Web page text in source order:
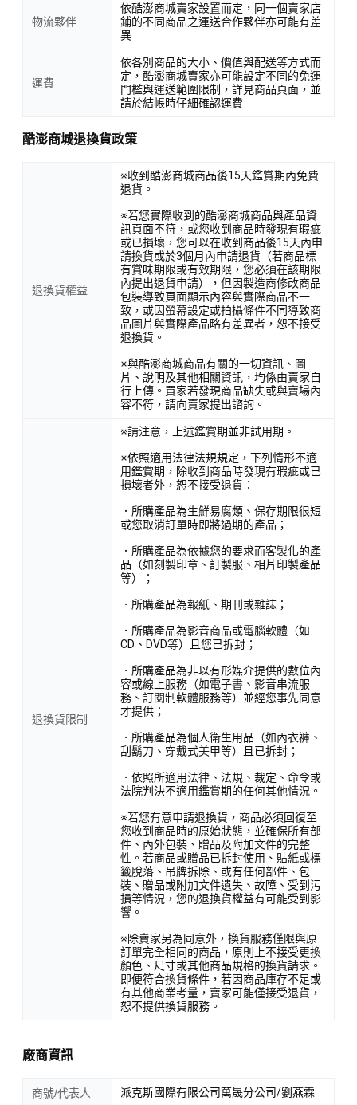
物流夥伴
依酷澎商城賣家設置而定，同一個賣家店
鋪的不同商品之運送合作夥伴亦可能有差
異
運費
依各別商品的大小、價值與配送等方式而
定，酷澎商城賣家亦可能設定不同的免運
門檻與運送範圍限制，詳見商品頁面，並
請於結帳時仔細確認運費
酷澎商城退換貨政策
退換貨權益
※收到酷澎商城商品後15天鑑賞期內免費
退貨。
※若您實際收到的酷澎商城商品與產品資
訊頁面不符，或您收到商品時發現有瑕疵
或已損壞，您可以在收到商品後15天內申
請換貨或於3個月內申請退貨（若商品標
有賞味期限或有效期限，您必須在該期限
內提出退貨申請），但因製造商修改商品
包裝導致頁面顯示內容與實際商品不一
致，或因螢幕設定或拍攝條件不同導致商
品圖片與實際產品略有差異者，恕不接受
退換貨。
※與酷澎商城商品有關的一切資訊、圖
片、說明及其他相關資訊，均係由賣家自
行上傳。買家若發現商品缺失或與賣場內
容不符，請向賣家提出諮詢。
退換貨限制
※請注意，上述鑑賞期並非試用期。
※依照適用法律法規規定，下列情形不適
用鑑賞期，除收到商品時發現有瑕疵或已
損壞者外，恕不接受退貨：
．所購產品為生鮮易腐類、保存期限很短
或您取消訂單時即將過期的產品；
．所購產品為依據您的要求而客製化的產
品（如刻製印章、訂製服、相片印製產品
等）；
．所購產品為報紙、期刊或雜誌；
．所購產品為影音商品或電腦軟體（如
CD、DVD等）且您已拆封；
．所購產品為非以有形媒介提供的數位內
容或線上服務（如電子書、影音串流服
務、訂閱制軟體服務等）並經您事先同意
才提供；
．所購產品為個人衛生用品（如內衣褲、
刮鬍刀、穿戴式美甲等）且已拆封；
．依照所適用法律、法規、裁定、命令或
法院判決不適用鑑賞期的任何其他情況。
※若您有意申請退換貨，商品必須回復至
您收到商品時的原始狀態，並確保所有部
件、內外包裝、贈品及附加文件的完整
性。若商品或贈品已拆封使用、貼紙或標
籤脫落、吊牌拆除、或有任何部件、包
裝、贈品或附加文件遺失、故障、受到污
損等情況，您的退換貨權益有可能受到影
響。
※除賣家另為同意外，換貨服務僅限與原
訂單完全相同的商品，原則上不接受更換
顏色、尺寸或其他商品規格的換貨請求。
即便符合換貨條件，若因商品庫存不足或
有其他商業考量，賣家可能僅接受退貨，
恕不提供換貨服務。
廠商資訊
商號/代表人 派克斯國際有限公司萬晟分公司/劉燕霖